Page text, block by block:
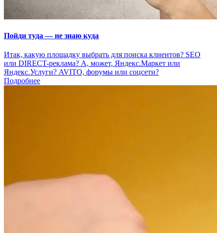
Пойди туда — не знаю куда
Итак, какую площадку выбрать для поиска клиентов? SEO
или DIRECT-реклама? А, может, Яндекс.Маркет или
Яндекс.Услуги? AVITO, форумы или соцсети?
Подробнее